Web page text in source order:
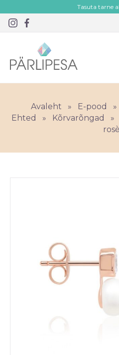
Tasuta tarne
Avaleht » E-pood »
Ehted
» Kõrvarõngad »
rosè